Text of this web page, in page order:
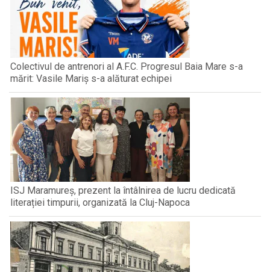
Colectivul de antrenori al A.F.C. Progresul Baia Mare s-a
mărit: Vasile Mariș s-a alăturat echipei
ISJ Maramureș, prezent la întâlnirea de lucru dedicată
literației timpurii, organizată la Cluj-Napoca